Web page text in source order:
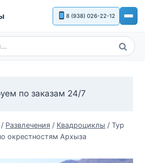
8 (938) 026-22-12
Поиск
по заказам 24/7
/ Развлечения / Квадроциклы / Тур
окрестностям Архыза